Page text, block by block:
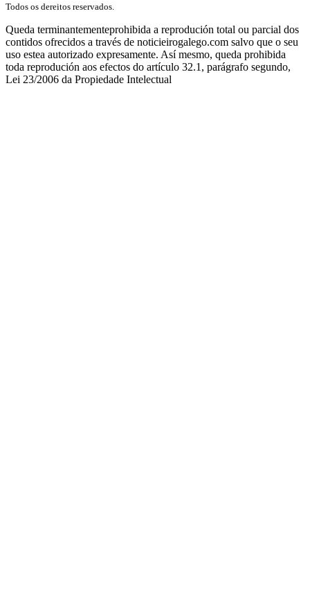
Todos os dereitos reservados.
Queda terminantementeprohibida a reprodución total ou parcial dos
contidos ofrecidos a través de noticieirogalego.com salvo que o seu
uso estea autorizado expresamente. Así mesmo, queda prohibida
toda reprodución aos efectos do artículo 32.1, parágrafo segundo,
Lei 23/2006 da Propiedade Intelectual